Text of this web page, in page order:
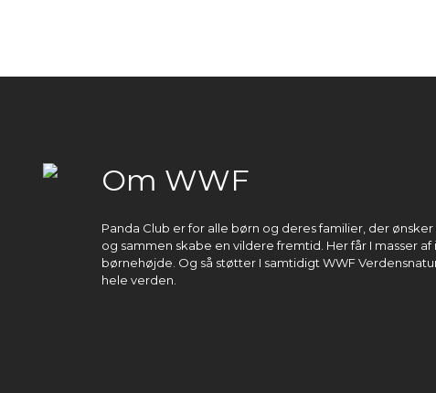
Om WWF
Panda Club er for alle børn og deres familier, der
og sammen skabe en vildere fremtid. Her får I masser
børnehøjde. Og så støtter I samtidigt WWF
hele verden.